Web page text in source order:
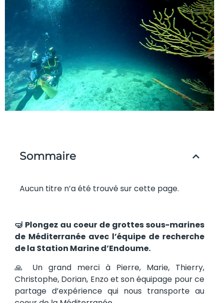
Sommaire
Aucun titre n’a été trouvé sur cette page.
🤿 Plongez au coeur de grottes sous-marines
de Méditerranée avec l’équipe de recherche
de la Station Marine d’Endoume.
🙏 Un grand merci à Pierre, Marie, Thierry,
Christophe, Dorian, Enzo et son équipage pour ce
partage d’expérience qui nous transporte au